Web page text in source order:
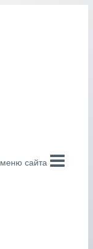
меню сайта